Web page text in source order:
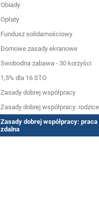
Obiady
Opłaty
Fundusz solidarnościowy
Domowe zasady ekranowe
Swobodna zabawa - 30 korzyści
1,5% dla 16 STO
Zasady dobrej współpracy
Zasady dobrej współpracy: rodzice
Zasady dobrej współpracy: praca
zdalna